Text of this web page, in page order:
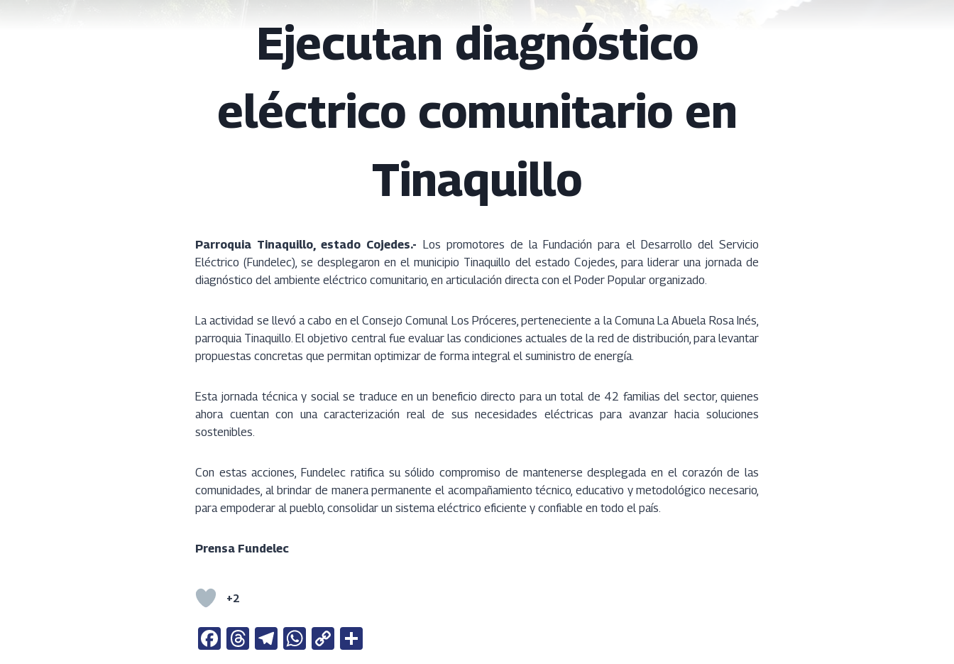
Ejecutan diagnóstico
eléctrico comunitario en
Tinaquillo
Parroquia Tinaquillo, estado Cojedes.- Los promotores de la Fundación para el Desarrollo del Servicio
Eléctrico (Fundelec), se desplegaron en el municipio Tinaquillo del estado Cojedes, para liderar una jornada de
diagnóstico del ambiente eléctrico comunitario, en articulación directa con el Poder Popular organizado.
La actividad se llevó a cabo en el Consejo Comunal Los Próceres, perteneciente a la Comuna La Abuela Rosa Inés,
parroquia Tinaquillo. El objetivo central fue evaluar las condiciones actuales de la red de distribución, para levantar
propuestas concretas que permitan optimizar de forma integral el suministro de energía.
Esta jornada técnica y social se traduce en un beneficio directo para un total de 42 familias del sector, quienes
ahora cuentan con una caracterización real de sus necesidades eléctricas para avanzar hacia soluciones
sostenibles.
Con estas acciones, Fundelec ratifica su sólido compromiso de mantenerse desplegada en el corazón de las
comunidades, al brindar de manera permanente el acompañamiento técnico, educativo y metodológico necesario,
para empoderar al pueblo, consolidar un sistema eléctrico eficiente y confiable en todo el país.
Prensa Fundelec
+2
Fa T
Te W
C